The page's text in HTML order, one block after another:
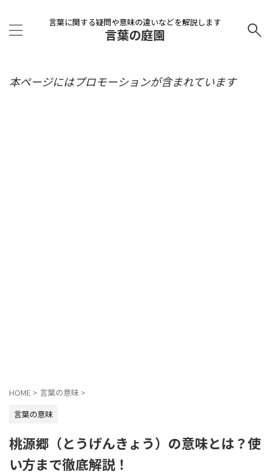
言葉に関する疑問や意味の違いなどを解説します
言葉の庭園
本ページにはプロモーションが含まれています
HOME > 言葉の意味 >
言葉の意味
桃源郷（とうげんきょう）の意味とは？使
い方まで徹底解説！